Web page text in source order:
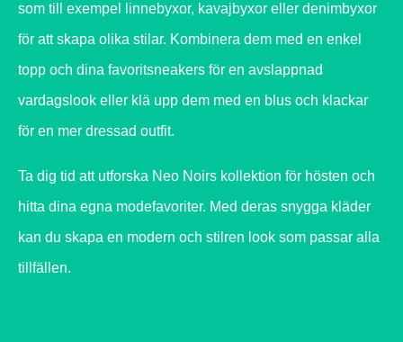
som till exempel linnebyxor, kavajbyxor eller denimbyxor
för att skapa olika stilar. Kombinera dem med en enkel
topp och dina favoritsneakers för en avslappnad
vardagslook eller klä upp dem med en blus och klackar
för en mer dressad outfit.
Ta dig tid att utforska Neo Noirs kollektion för hösten och
hitta dina egna modefavoriter. Med deras snygga kläder
kan du skapa en modern och stilren look som passar alla
tillfällen.